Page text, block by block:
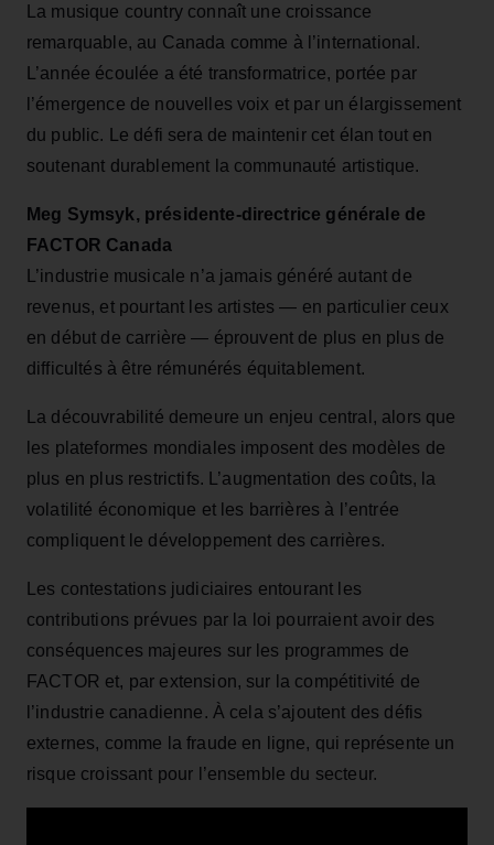
La musique country connaît une croissance
remarquable, au Canada comme à l’international.
L’année écoulée a été transformatrice, portée par
l’émergence de nouvelles voix et par un élargissement
du public. Le défi sera de maintenir cet élan tout en
soutenant durablement la communauté artistique.
Meg Symsyk, présidente-directrice générale de
FACTOR Canada
L’industrie musicale n’a jamais généré autant de
revenus, et pourtant les artistes — en particulier ceux
en début de carrière — éprouvent de plus en plus de
difficultés à être rémunérés équitablement.
La découvrabilité demeure un enjeu central, alors que
les plateformes mondiales imposent des modèles de
plus en plus restrictifs. L’augmentation des coûts, la
volatilité économique et les barrières à l’entrée
compliquent le développement des carrières.
Les contestations judiciaires entourant les
contributions prévues par la loi pourraient avoir des
conséquences majeures sur les programmes de
FACTOR et, par extension, sur la compétitivité de
l’industrie canadienne. À cela s’ajoutent des défis
externes, comme la fraude en ligne, qui représente un
risque croissant pour l’ensemble du secteur.